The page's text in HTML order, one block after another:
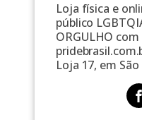
Loja física e
público
ORGULHO
Loja 17, em